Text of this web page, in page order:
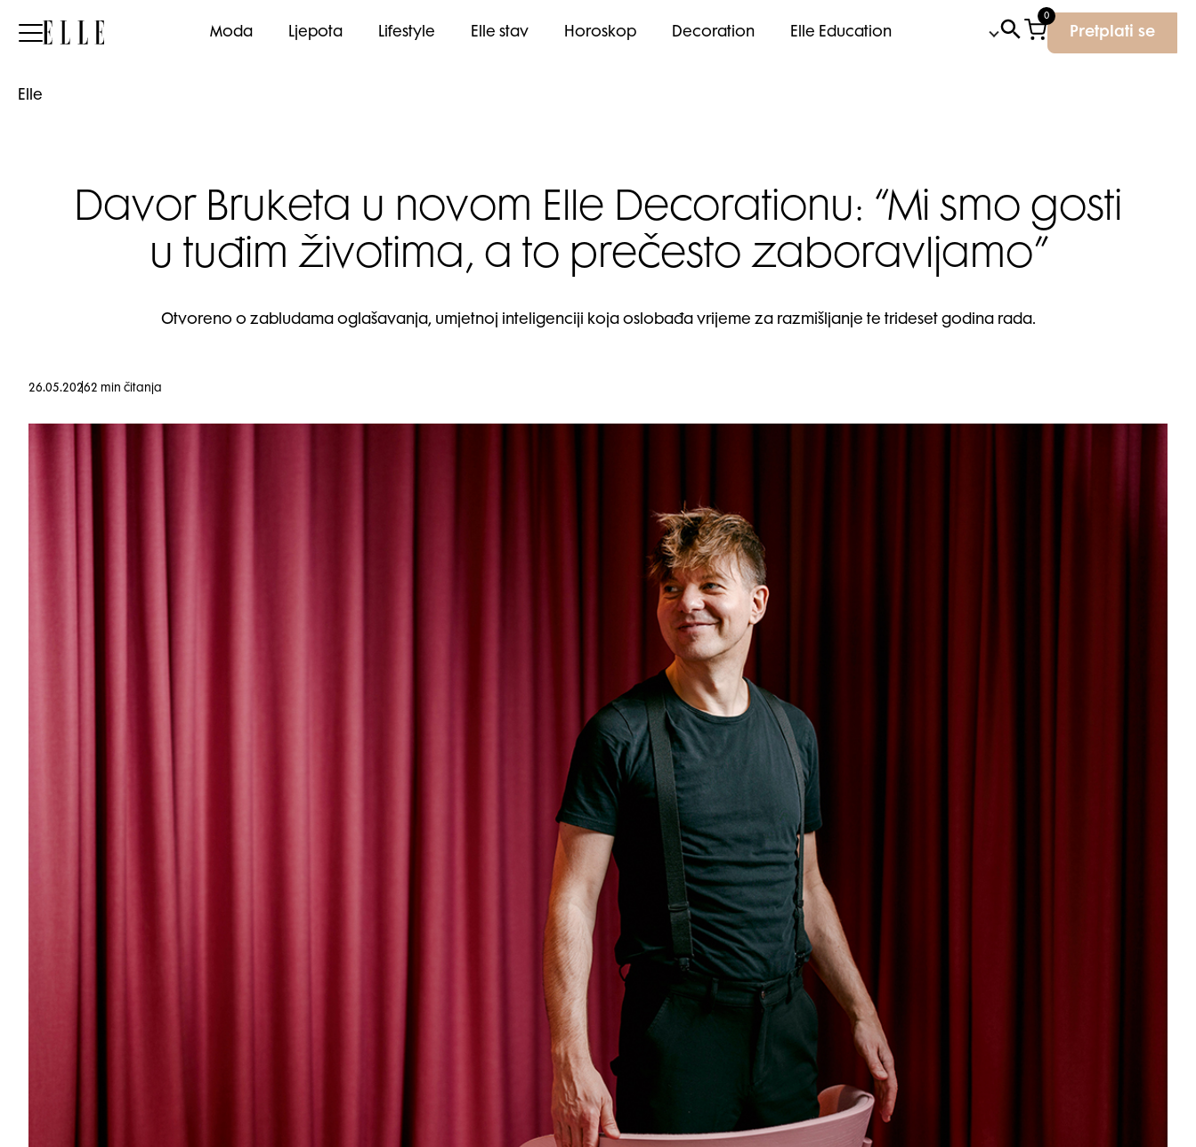
Elle Moda Ljepota Lifestyle Elle stav Horoskop Decoration Elle Education
0
Pretplati se
Elle
Davor Bruketa u novom Elle Decorationu: “Mi smo gosti
u tuđim životima, a to prečesto zaboravljamo”
Otvoreno o zabludama oglašavanja, umjetnoj inteligenciji koja oslobađa vrijeme za razmišljanje te trideset godina rada.
26.05.20262 min čitanja